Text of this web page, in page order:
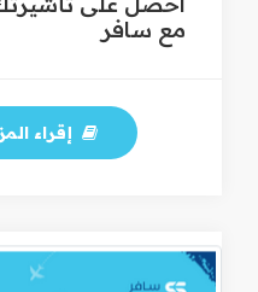
مع سافر
إقراء